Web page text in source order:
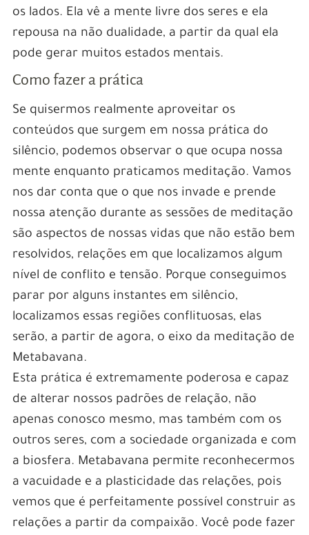
os lados. Ela vê a mente livre dos seres e ela
repousa na não dualidade, a partir da qual ela
pode gerar muitos estados mentais.
Como fazer a prática
Se quisermos realmente aproveitar os
conteúdos que surgem em nossa prática do
silêncio, podemos observar o que ocupa nossa
mente enquanto praticamos meditação. Vamos
nos dar conta que o que nos invade e prende
nossa atenção durante as sessões de meditação
são aspectos de nossas vidas que não estão bem
resolvidos, relações em que localizamos algum
nível de conflito e tensão. Porque conseguimos
parar por alguns instantes em silêncio,
localizamos essas regiões conflituosas, elas
serão, a partir de agora, o eixo da meditação de
Metabavana.
Esta prática é extremamente poderosa e capaz
de alterar nossos padrões de relação, não
apenas conosco mesmo, mas também com os
outros seres, com a sociedade organizada e com
a biosfera. Metabavana permite reconhecermos
a vacuidade e a plasticidade das relações, pois
vemos que é perfeitamente possível construir as
relações a partir da compaixão. Você pode fazer